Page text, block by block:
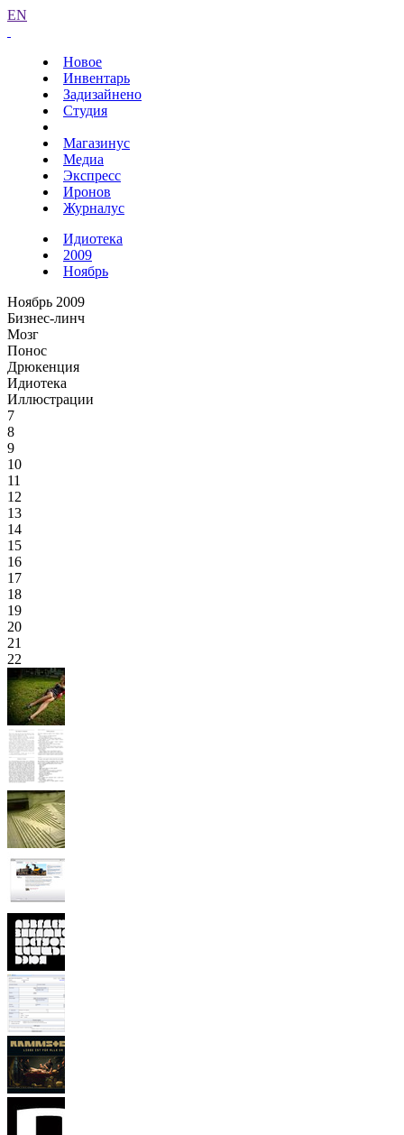
EN
Новое
Инвентарь
Задизайнено
Студия
Магазинус
Медиа
Экспресс
Иронов
Журналус
Идиотека
2009
Ноябрь
Ноябрь 2009
Бизнес-линч
Мозг
Понос
Дрюкенция
Идиотека
Иллюстрации
7
8
9
10
11
12
13
14
15
16
17
18
19
20
21
22